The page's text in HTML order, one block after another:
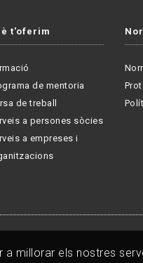
t'oferim
de mentoria
de treball
a persones sòcies
a empreses i
millorar els nostres